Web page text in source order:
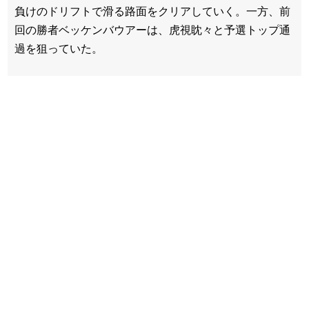
負けのドリフトで滑る路面をクリアしていく。一方、前
回の勝者ベッケンバウアーは、虎視眈々と予選トップ通
過を狙っていた。